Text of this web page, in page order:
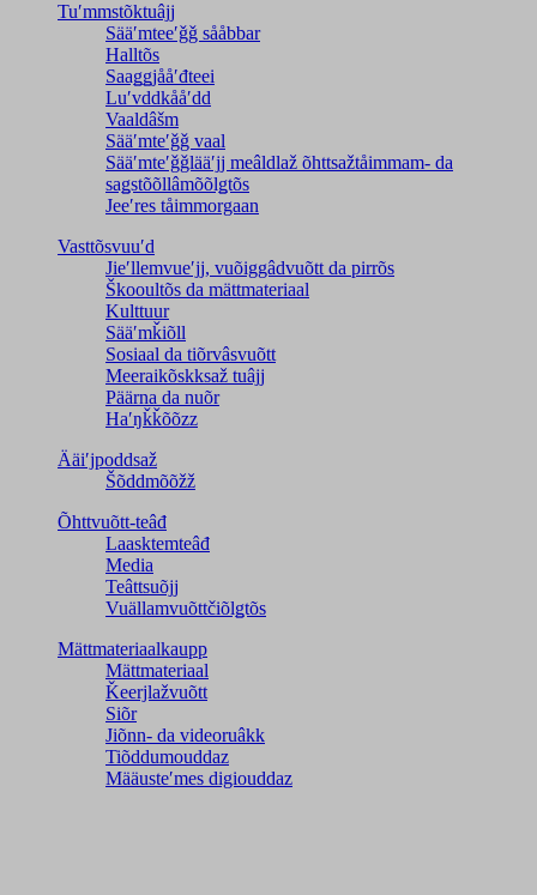
Tuʹmmstõktuâjj
Sääʹmteeʹǧǧ sååbbar
Halltõs
Saaǥǥjååʹđteei
Luʹvddkååʹdd
Vaaldâšm
Sääʹmteʹǧǧ vaal
Sääʹmteʹǧǧlääʹjj meâldlaž õhttsažtåimmam- da
saǥstõõllâmõõlǥtõs
Jeeʹres tåimmorgaan
Vasttõsvuuʹd
Jieʹllemvueʹjj, vuõiggâdvuõtt da pirrõs
Škooultõs da mättmateriaal
Kulttuur
Sääʹmǩiõll
Sosiaal da tiõrvâsvuõtt
Meeraikõskksaž tuâjj
Päärna da nuõr
Haʹŋǩǩõõzz
Ääiʹjpoddsaž
Šõddmõõžž
Õhttvuõtt-teâđ
Laasktemteâđ
Media
Teâttsuõjj
Vuällamvuõttčiõlǥtõs
Mättmateriaalkaupp
Mättmateriaal
Ǩeerjlažvuõtt
Siõr
Jiõnn- da videoruâkk
Tiõddumouddaz
Määusteʹmes digiouddaz